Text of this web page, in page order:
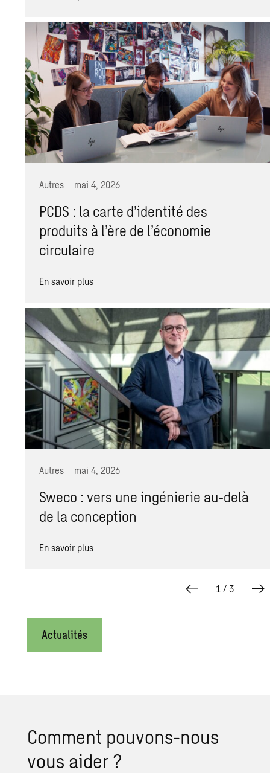
Autres mai 4, 2026
PCDS : la carte d’identité des
produits à l’ère de l’économie
circulaire
En savoir plus
Autres mai 4, 2026
Sweco : vers une ingénierie au-delà
de la conception
En savoir plus
1 / 3
Actualités
Comment pouvons-nous
vous aider ?